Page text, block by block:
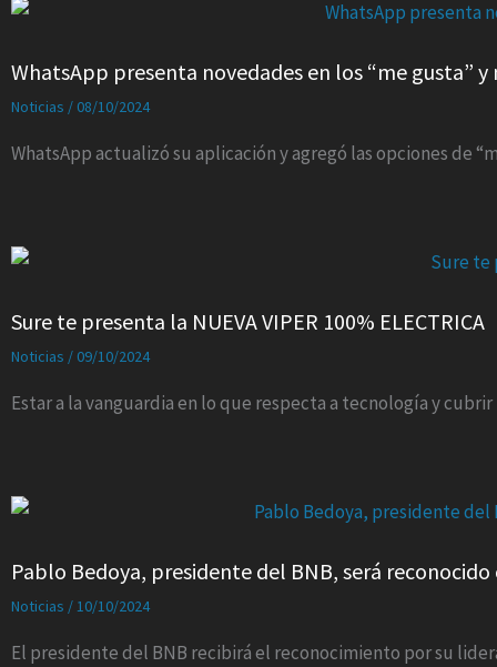
WhatsApp presenta novedades en los “me gusta”
Noticias / 08/10/2024
WhatsApp actualizó su aplicación y agregó las opciones de
Sure te presenta la NUEVA VIPER 100% ELECTRICA
Noticias / 09/10/2024
Estar a la vanguardia en lo que respecta a tecnología y
Pablo Bedoya, presidente del BNB, será
Noticias /10/10/2024
El presidente del BNB recibirá el reconocimiento por su